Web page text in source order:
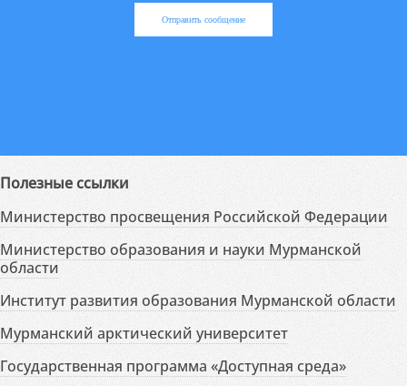
Отправить сообщение
Полезные ссылки
Министерство просвещения Российской Федерации
Министерство образования и науки Мурманской
области
Институт развития образования Мурманской области
Мурманский арктический университет
Государственная программа «Доступная среда»